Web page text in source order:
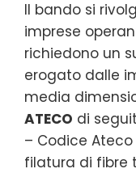
Il bando si
imprese
richiedono un
erogato dalle
media
ATECO di
– Codice Ateco
filatura di fibre